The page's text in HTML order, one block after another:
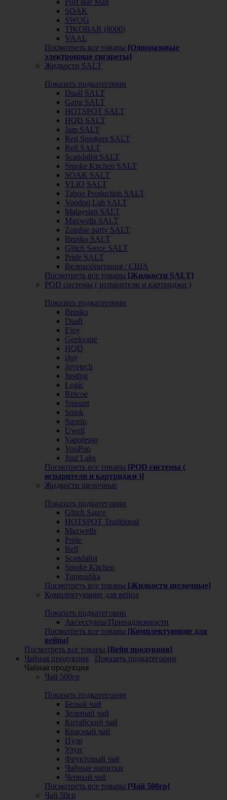
SOAK
SWOG
TIKOBAR (8000)
VAAL
Посмотреть все товары [Одноразовые
электронные сигареты]
Жидкости SALT
Показать подкатегории
Duall SALT
Gang SALT
HOTSPOT SALT
HQD SALT
Jam SALT
Red Smokers SALT
Rell SALT
Scandalist SALT
Smoke Kitchen SALT
SOAK SALT
VLIQ SALT
Taboo Production SALT
Voodoo Lab SALT
Malaysian SALT
Maxwells SALT
Zombie party SALT
Brusko SALT
Glitch Sauce SALT
Pride SALT
Великобритания / США
Посмотреть все товары [Жидкости SALT]
POD системы ( испарители и картриджи )
Показать подкатегории
Brusko
Duall
Ejoy
Geekvape
HQD
iJoy
Joyetech
Justfog
Logic
Rincoe
Smoant
Smok
Suorin
Uwell
Vaporesso
VooPoo
Juul Labs
Посмотреть все товары [POD системы (
испарители и картриджи )]
Жидкости щелочные
Показать подкатегории
Glitch Sauce
HOTSPOT Traditional
Maxwells
Pride
Rell
Scandalist
Smoke Kitchen
Tungushka
Посмотреть все товары [Жидкости щелочные]
Комплектующие для вейпа
Показать подкатегории
Аксессуары/Принадлежности
Посмотреть все товары [Комплектующие для
вейпа]
Посмотреть все товары [Вейп продукция]
Чайная продукция
Показать подкатегории
Чайная продукция
Чай 500гр
Показать подкатегории
Белый чай
Зеленый чай
Китайский чай
Красный чай
Пуэр
Улун
Фруктовый чай
Чайные напитки
Черный чай
Посмотреть все товары [Чай 500гр]
Чай 50гр